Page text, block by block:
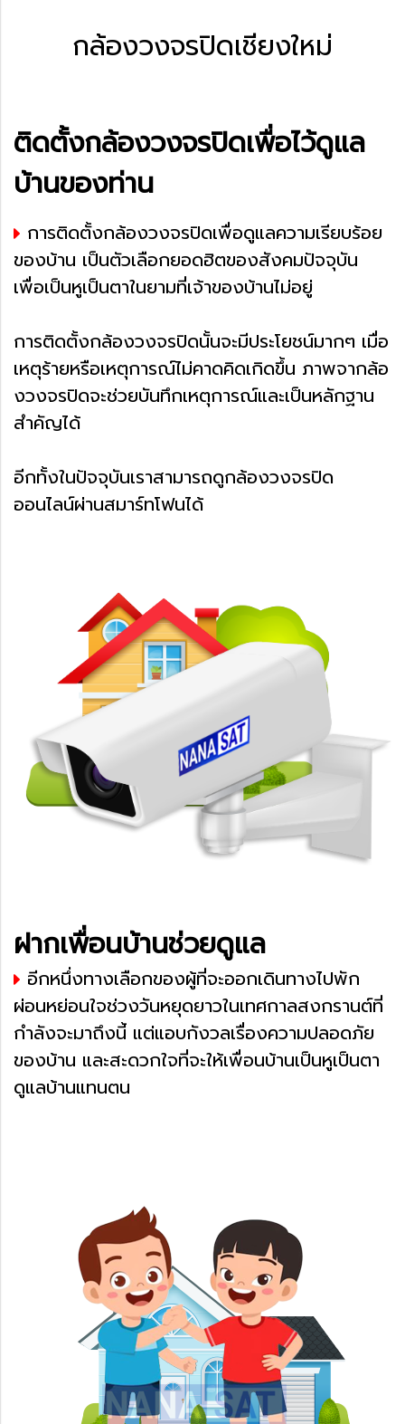
กล้องวงจรปิดเชียงใหม่
ติดตั้งกล้องวงจรปิดเพื่อไว้ดูแล
บ้านของท่าน
การติดตั้งกล้องวงจรปิดเพื่อดูแลความเรียบร้อย
ของบ้าน เป็นตัวเลือกยอดฮิตของสังคมปัจจุบัน
เพื่อเป็นหูเป็นตาในยามที่เจ้าของบ้านไม่อยู่
การติดตั้งกล้องวงจรปิดนั้นจะมีประโยชน์มากๆ เมื่อ
เหตุร้ายหรือเหตุการณ์ไม่คาดคิดเกิดขึ้น ภาพจากล้อ
งวงจรปิดจะช่วยบันทึกเหตุการณ์และเป็นหลักฐาน
สำคัญได้
อีกทั้งในปัจจุบันเราสามารถดูกล้องวงจรปิด
ออนไลน์ผ่านสมาร์ทโฟนได้
ฝากเพื่อนบ้านช่วยดูแล
อีกหนึ่งทางเลือกของผู้ที่จะออกเดินทางไปพัก
ผ่อนหย่อนใจช่วงวันหยุดยาวในเทศกาลสงกรานต์ที่
กำลังจะมาถึงนี้ แต่แอบกังวลเรื่องความปลอดภัย
ของบ้าน และสะดวกใจที่จะให้เพื่อนบ้านเป็นหูเป็นตา
ดูแลบ้านแทนตน